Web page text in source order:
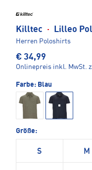
Killtec · Lilleo
Herren Poloshirts
€ 34,99
Onlinepreis inkl. MwSt.
Farbe: Blau
Größe:
S M